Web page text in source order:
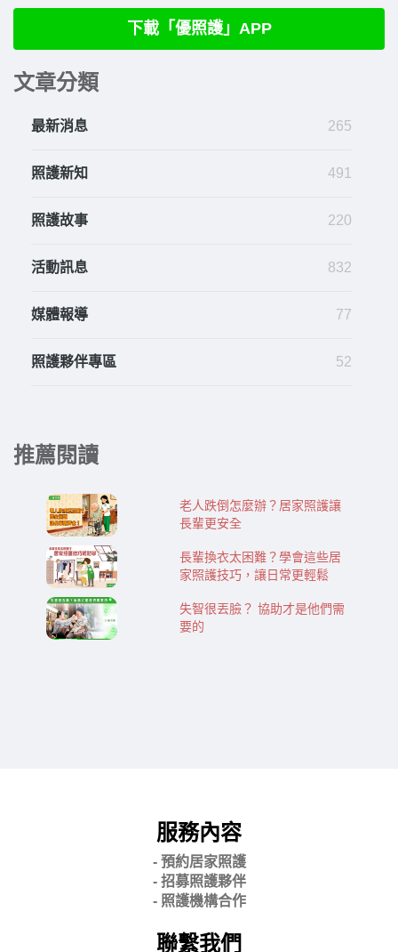
下載「優照護」APP
文章分類
最新消息 265
照護新知 491
照護故事 220
活動訊息 832
媒體報導 77
照護夥伴專區 52
推薦閱讀
老人跌倒怎麼辦？居家照護讓
長輩更安全
長輩換衣太困難？學會這些居
家照護技巧，讓日常更輕鬆
失智很丟臉？ 協助才是他們需
要的
服務內容
- 預約居家照護
- 招募照護夥伴
- 照護機構合作
聯繫我們